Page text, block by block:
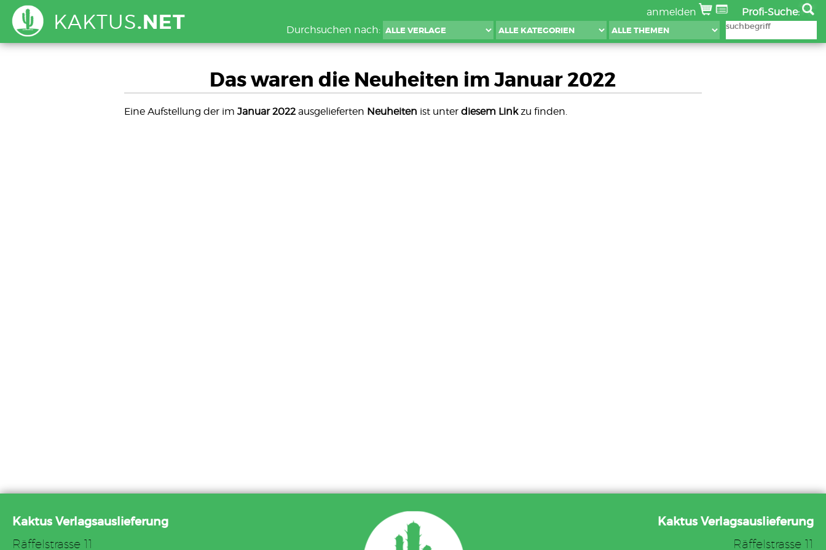
KAKTUS.NET anmelden
Profi-Suche:
Durchsuchen nach:
Das waren die Neuheiten im Januar 2022
Eine Aufstellung der im Januar 2022ausgelieferten Neuheiten ist unter diesem Linkzu finden.
Kaktus Verlagsauslieferung
Räffelstrasse 11
Kaktus Verlagsauslieferung
Räffelstrasse 11